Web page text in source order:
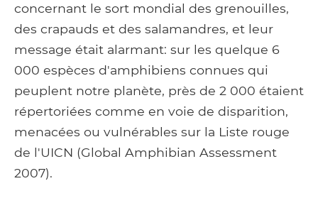
concernant le sort mondial des grenouilles,
des crapauds et des salamandres, et leur
message était alarmant: sur les quelque 6
000 espèces d'amphibiens connues qui
peuplent notre planète, près de 2 000 étaient
répertoriées comme en voie de disparition,
menacées ou vulnérables sur la Liste rouge
de l'UICN (Global Amphibian Assessment
2007).